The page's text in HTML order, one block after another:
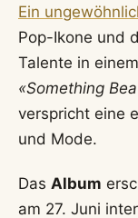
Ein
Pop-Ikone und
Talente in
«Something
verspricht eine
und Mode.
Das Album
am 27. Juni